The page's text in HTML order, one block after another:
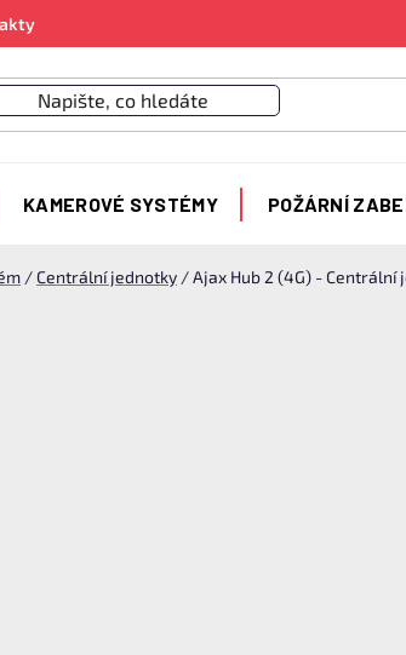
KAMEROVÉ SYSTÉMY POŽÁRNÍ
/Centrální jednotky /Ajax Hub 2 (4G) - Centrální